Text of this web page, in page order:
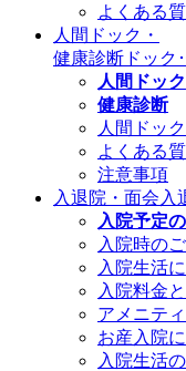
よくある
人間ドック・
健康診断 ドック
人間ドック
健康診断
人間ドッ
よくある
注意事項
入退院・面会 入
入院予定
入院時の
入院生活
入院料金
アメニテ
お産入院
入院生活